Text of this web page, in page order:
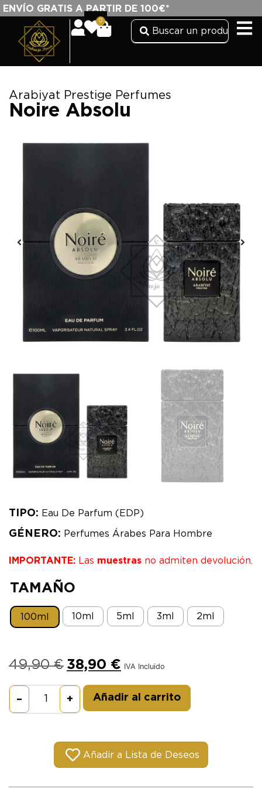
ENVÍO GRATIS A PARTIR DE 100€*
0
Arabiyat Prestige Perfumes
Noire Absolu
TIPO: Eau De Parfum (EDP)
GÉNERO: Perfumes Árabes Para Hombre
IMPORTANTE: Las muestras no admiten devolución.
TAMAÑO
100ml 10ml 5ml 3ml 2ml
49,90€ 38,90 € IVA Incluido
– + Añadir al carrito
Añadir a Lista de Deseos